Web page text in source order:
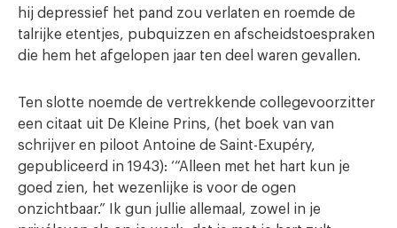
hij depressief het pand zou verlaten en roemde de
talrijke etentjes, pubquizzen en afscheidstoespraken
die hem het afgelopen jaar ten deel waren gevallen.
Ten slotte noemde de vertrekkende collegevoorzitter
een citaat uit De Kleine Prins, (het boek van van
schrijver en piloot Antoine de Saint-Exupéry,
gepubliceerd in 1943): ‘“Alleen met het hart kun je
goed zien, het wezenlijke is voor de ogen
onzichtbaar.” Ik gun jullie allemaal, zowel in je